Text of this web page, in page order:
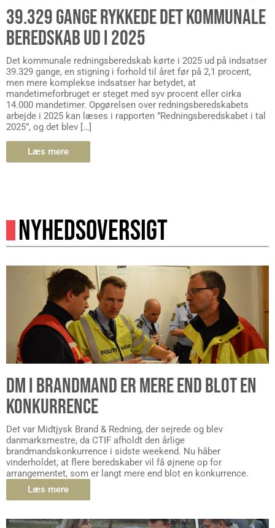
39.329 GANGE RYKKEDE DET KOMMUNALE
BEREDSKAB UD I 2025
Det kommunale redningsberedskab kørte i 2025 ud på indsatser
39.329 gange, en stigning i forhold til året før på 2,1 procent,
men mere komplekse indsatser har betydet, at
mandetimeforbruget er steget med syv procent eller cirka
14.000 mandetimer. Opgørelsen over redningsberedskabets
arbejde i 2025 kan læses i rapporten ”Redningsberedskabet i tal
2025”, og det blev […]
Læs mere
NYHEDSOVERSIGT
DM I BRANDMAND ER MERE END BLOT EN
KONKURRENCE
Det var Midtjysk Brand & Redning, der sejrede og blev
danmarksmestre, da CTIF afholdt den årlige
brandmandskonkurrence i sidste weekend. Nu håber
vinderholdet, at flere beredskaber vil få øjnene op for
arrangementet, som er langt mere end blot en konkurrence.
Læs mere